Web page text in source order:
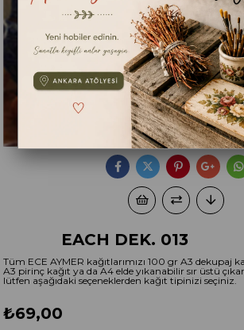
EACH DEK. 013
Tüm ECE AYMER kağıtlarımızı 100 gr A3 dekupaj
A3 pirinç kağıt ya da A4 elde yıkanabilir sır üstü
lütfen aşağıdaki seçeneklerden kağıt tipinizi seçiniz.
₺69,00